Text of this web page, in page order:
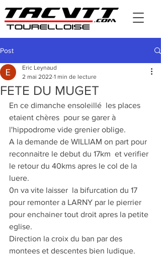
Post
FETE DU MUGET
Eric Leynaud
2 mai 2022 1 min de lecture
En ce dimanche ensoleillé  les places
etaient chères  pour se garer à
l'hippodrome vide grenier oblige.
A la demande de WILLIAM on part pour
reconnaitre le debut du 17km  et verifier
le retour du 40kms apres le col de la
luere.
0n va vite laisser  la bifurcation du 17
pour remonter a LARNY par le pierrier
pour enchainer tout droit apres la petite
eglise.
Direction la croix du ban par des
montees et descentes bien ludique.